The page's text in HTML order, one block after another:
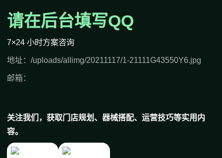
请在后台填写QQ
7×24 小时方案咨询
地址：/uploads/allimg/20211117/1-21111G43550Y6.jpg
邮箱：
关注我们，获取门店规划、器械搭配、运营技巧等实用内
容。